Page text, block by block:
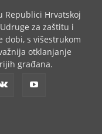
Republici Hrvatskoj
za zaštitu i
dobi, s višestrukom
otklanjanje
građana.